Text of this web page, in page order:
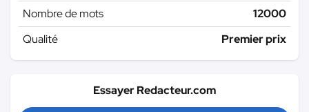
Nombre de mots
12000
Qualité
Premier prix
Essayer Redacteur.com